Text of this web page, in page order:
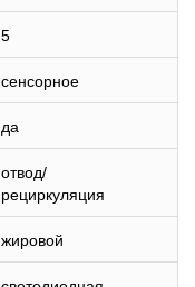
5
сенсорное
да
отвод/
рециркуляция
жировой